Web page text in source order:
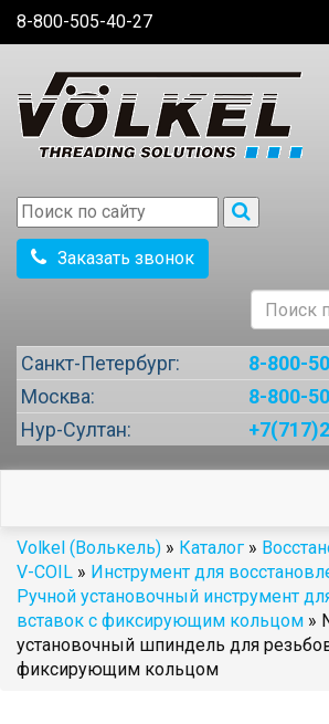
8-800-505-40-27
Заказать звонок
Санкт-Петербург:
8-800-
Москва:
8-800-
Нур-Султан:
Volkel (Волькель) » Каталог »
V-COIL » Инструмент для
Ручной установочный инструмент
вставок с фиксирующим кольцом »
установочный шпиндель для
фиксирующим кольцом